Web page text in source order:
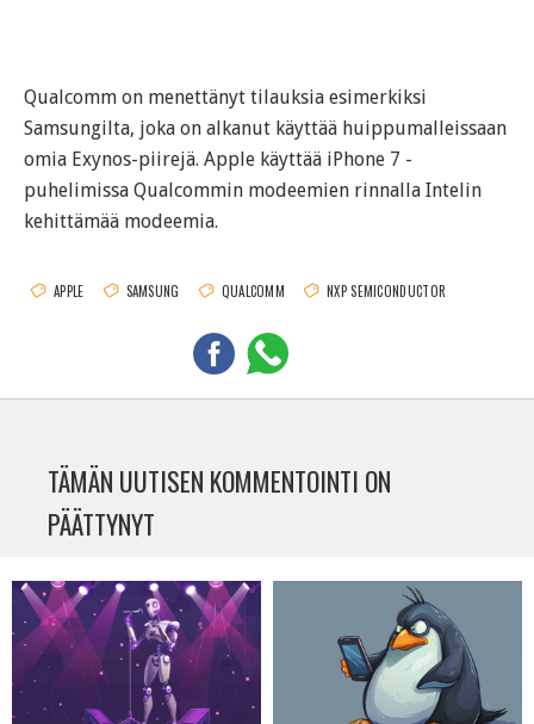
Qualcomm on menettänyt tilauksia esimerkiksi
Samsungilta, joka on alkanut käyttää huippumalleissaan
omia Exynos-piirejä. Apple käyttää iPhone 7 -
puhelimissa Qualcommin modeemien rinnalla Intelin
kehittämää modeemia.
APPLE SAMSUNG QUALCOMM NXP SEMICONDUCTOR
TÄMÄN UUTISEN KOMMENTOINTI ON
PÄÄTTYNYT